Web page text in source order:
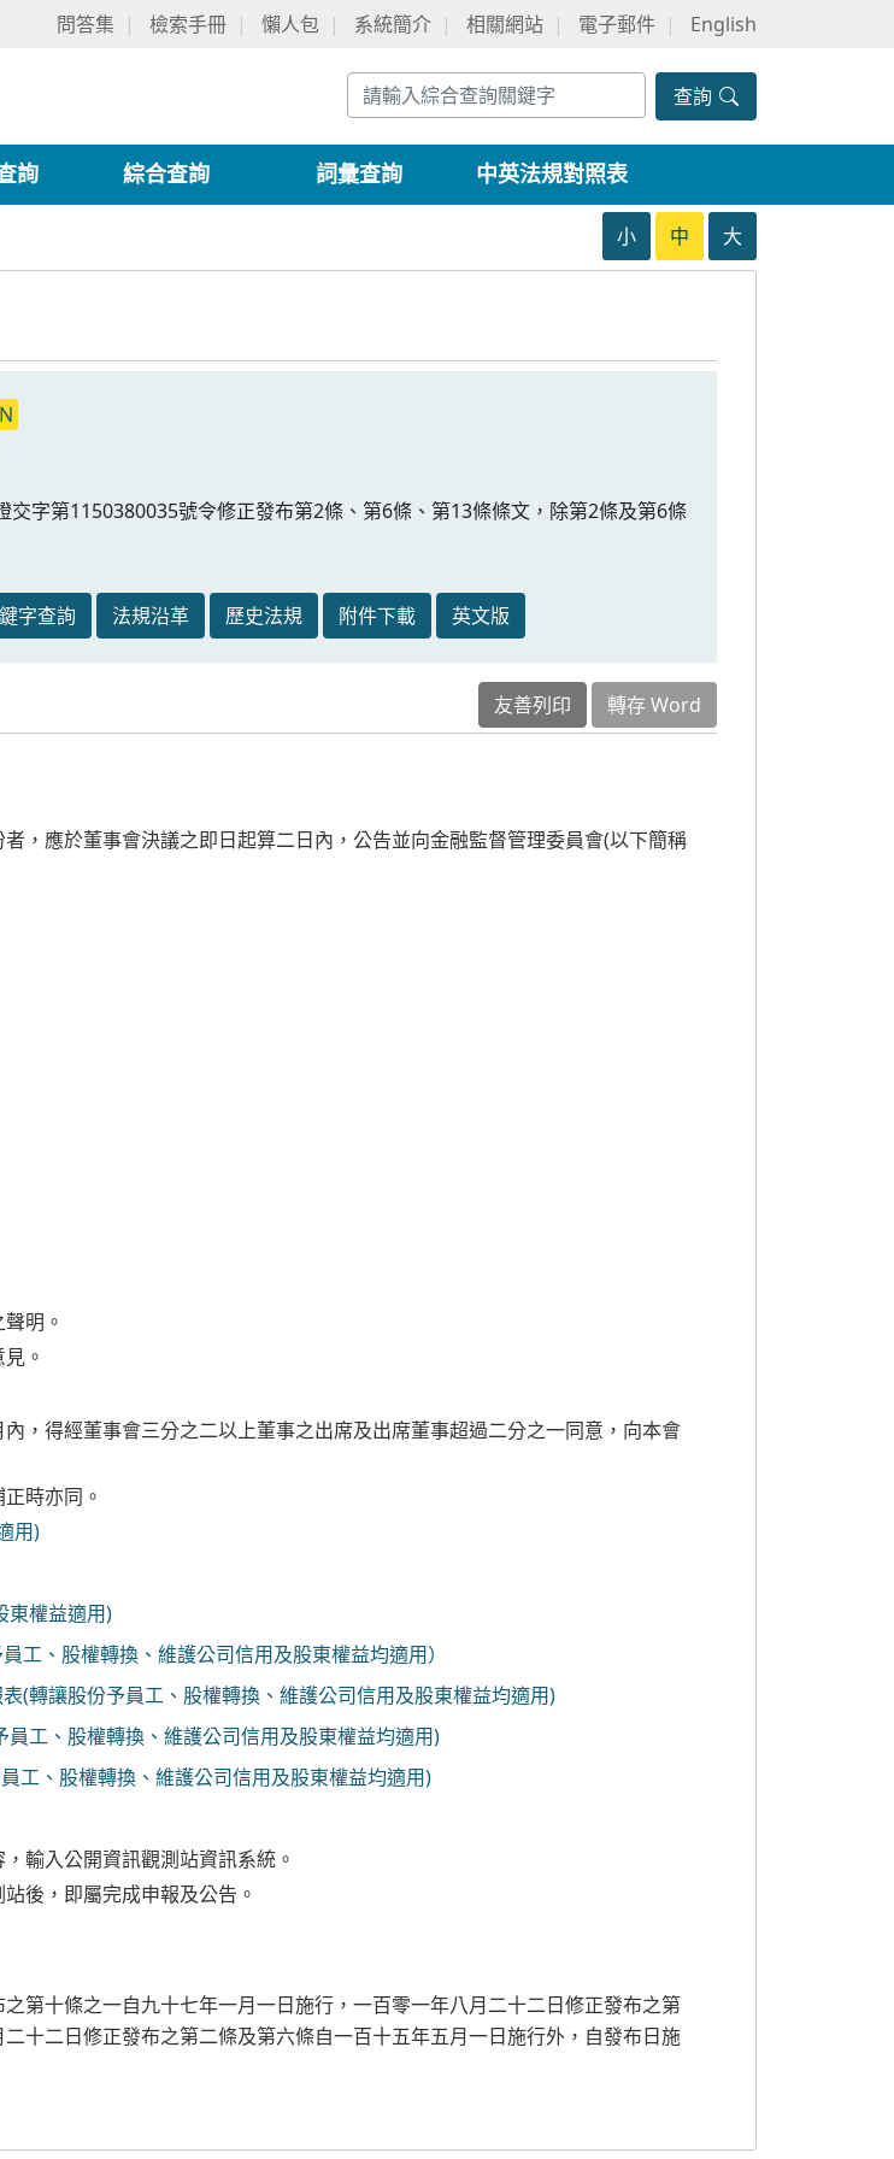
問答集 檢索手冊 懶人包 系統簡介 相關網站 電子郵件 English
查詢
詢 綜合查詢 詞彙查詢 中英法規對照表
小 中 大
字第1150380035號令修正發布第2條、第6條、第13條條文，除第2條及第6條
字查詢 法規沿革 歷史法規 附件下載 英文版
友善列印 轉存 Word
，應於董事會決議之即日起算二日內，公告並向金融監督管理委員會(以下簡稱
明。
。
，得經董事會三分之二以上董事之出席及出席董事超過二分之一同意，向本會
時亦同。
用)
東權益適用)
工、股權轉換、維護公司信用及股東權益均適用）
(轉讓股份予員工、股權轉換、維護公司信用及股東權益均適用)
工、股權轉換、維護公司信用及股東權益均適用)
工、股權轉換、維護公司信用及股東權益均適用)
輸入公開資訊觀測站資訊系統。
後，即屬完成申報及公告。
第十條之一自九十七年一月一日施行，一百零一年八月二十二日修正發布之第
十二日修正發布之第二條及第六條自一百十五年五月一日施行外，自發布日施